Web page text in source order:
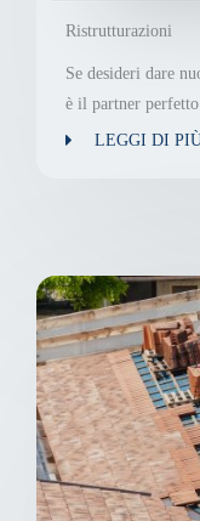
Ristrutturazioni
Se desideri dare
è il partner
LEGGI DI